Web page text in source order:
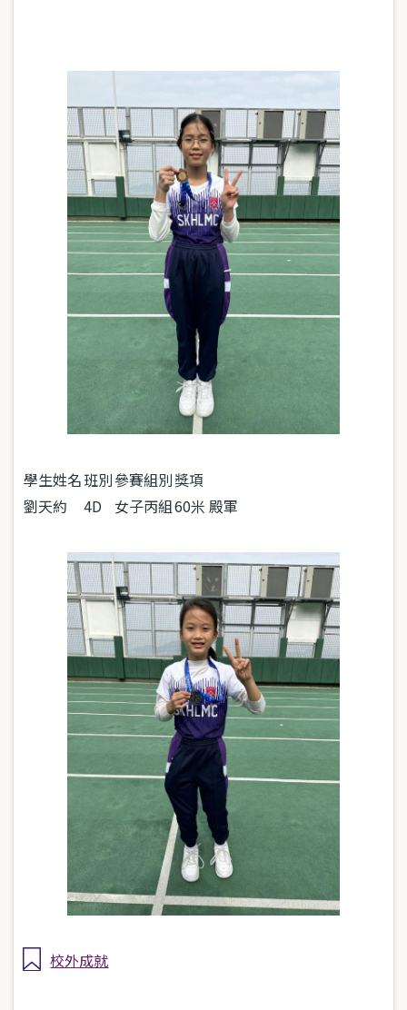
學生姓名班別參賽組別獎項
劉天約
4D 女子丙組60米 殿軍
校外成就